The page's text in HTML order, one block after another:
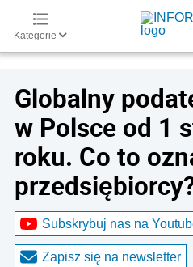
Kategorie
Globalny
w Polsce od 1
roku. Co to
Subskrybuj nas na
Zapisz się na newsletter